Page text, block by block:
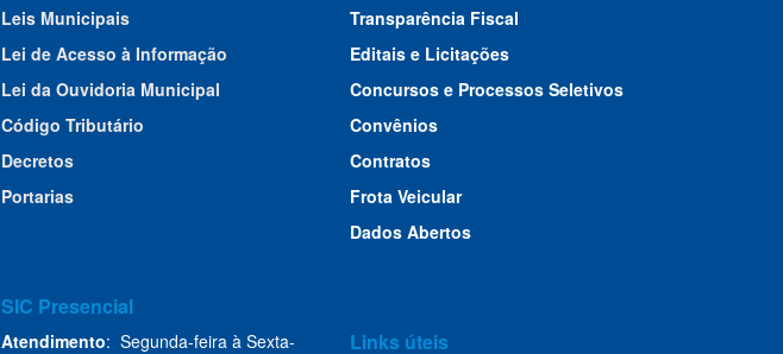
Leis Municipais
Lei de Acesso à Informação
Lei da Ouvidoria Municipal
Código Tributário
Decretos
Portarias
SIC Presencial
Atendimento: Segunda-feira à Sexta-
Transparência Fiscal
Editais e Licitações
Concursos e Processos Seletivos
Convênios
Contratos
Frota Veicular
Dados Abertos
Links úteis